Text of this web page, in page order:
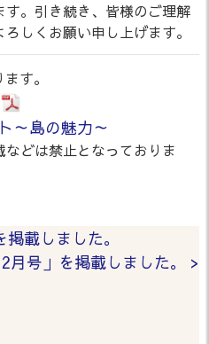
。引き続き、皆様のご理解
しくお願い申し上げます。
す。
～島の魅力～
どは禁止となっておりま
載しました。
2月号」を掲載しました。 >